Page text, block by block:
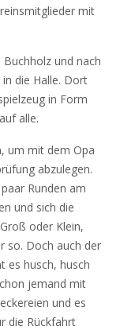
mit
und nach
die Halle. Dort
in Form
alle.
um mit dem Opa
abzulegen.
Runden am
und sich die
oder Klein,
so. Doch auch der
es husch, husch
jemand mit
und es
die Rückfahrt